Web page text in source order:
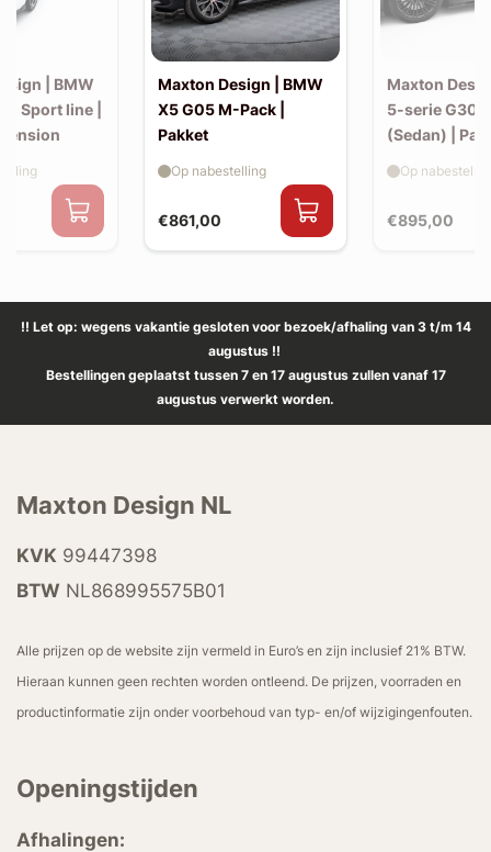
| BMW
Sport line |
Maxton Design | BMW
X5 G05 M-Pack |
Pakket
€861,00
Op nabestelling
Maxton
5-serie G30
(Sedan) |
€895,00
Op
!! Let op: wegens vakantie gesloten voor bezoek/afhaling van 3 t/m 14
augustus !!
Bestellingen geplaatst tussen 7 en 17 augustus zullen vanaf 17
augustus verwerkt worden.
Maxton Design NL
KVK 99447398
BTW NL868995575B01
Alle prijzen op de website zijn vermeld in Euro’s en zijn inclusief 21% BTW.
Hieraan kunnen geen rechten worden ontleend. De prijzen, voorraden en
productinformatie zijn onder voorbehoud van typ- en/of wijzigingenfouten.
Openingstijden
Afhalingen: